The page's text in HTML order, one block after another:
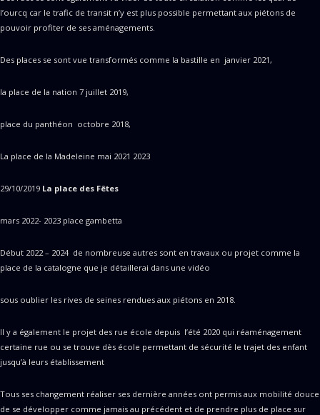
l’ourcq car le trafic de transit n’y est plus possible permettant aux piétons de
pouvoir profiter de ses aménagements.
Des places se sont vue transformés comme la bastille en janvier 2021,
la place de la nation 7 juillet 2019,
place du panthéon octobre 2018,
La place de la Madeleine mai 2021 2023
29/10/2019 La place des Fêtes
mars 2022- 2023 place gambetta
Début 2022 – 2024 de nombreuse autres sont en travaux ou projet comme la
place de la catalogne que je détaillerai dans une vidéo
sous oublier les rives de seines rendues aux piétons en 2018.
Il y a également le projet des rue école depuis l’été 2020 qui réaménagement
certaine rue ou se trouve dès école permettant de sécurité le trajet des enfant
jusqu’à leurs établissement
Tous ses changement réaliser ses dernière années ont permis aux mobilité douce
de se développer comme jamais au précédent et de prendre plus de place sur